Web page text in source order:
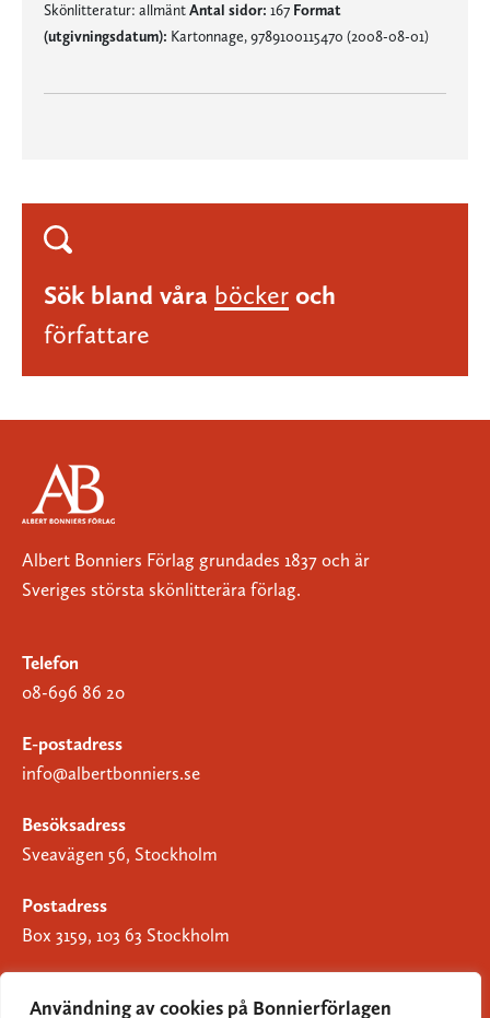
Användning av cookies på Bonnierförlagen
Skönlitteratur: allmäntAntal sidor: 167 Format
(utgivningsdatum): Kartonnage, 9789100115470 (2008-08-01)
Sök bland våra böcker och
författare
Albert Bonniers Förlag grundades 1837 och är
Sveriges största skönlitterära förlag.
Telefon
08-696 86 20
E-postadress
info@albertbonniers.se
Besöksadress
Sveavägen 56, Stockholm
Postadress
Box 3159, 103 63 Stockholm